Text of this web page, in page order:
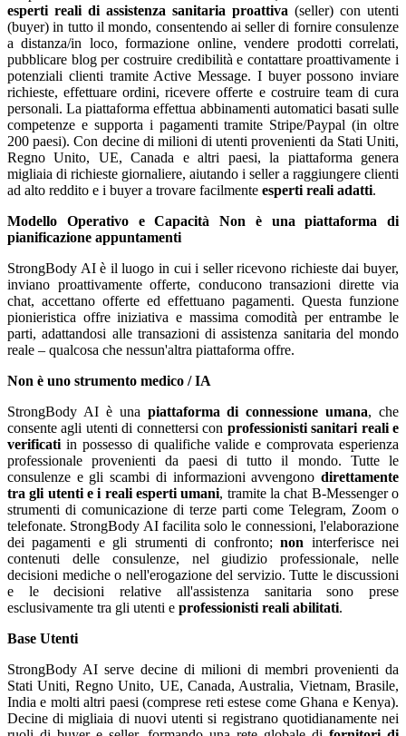
esperti reali di assistenza sanitaria proattiva (seller) con utenti
(buyer) in tutto il mondo, consentendo ai seller di fornire consulenze
a distanza/in loco, formazione online, vendere prodotti correlati,
pubblicare blog per costruire credibilità e contattare proattivamente i
potenziali clienti tramite Active Message. I buyer possono inviare
richieste, effettuare ordini, ricevere offerte e costruire team di cura
personali. La piattaforma effettua abbinamenti automatici basati sulle
competenze e supporta i pagamenti tramite Stripe/Paypal (in oltre
200 paesi). Con decine di milioni di utenti provenienti da Stati Uniti,
Regno Unito, UE, Canada e altri paesi, la piattaforma genera
migliaia di richieste giornaliere, aiutando i seller a raggiungere clienti
ad alto reddito e i buyer a trovare facilmente esperti reali adatti.
Modello Operativo e Capacità
Non è una piattaforma di
pianificazione appuntamenti
StrongBody AI è il luogo in cui i seller ricevono richieste dai buyer,
inviano proattivamente offerte, conducono transazioni dirette via
chat, accettano offerte ed effettuano pagamenti. Questa funzione
pionieristica offre iniziativa e massima comodità per entrambe le
parti, adattandosi alle transazioni di assistenza sanitaria del mondo
reale – qualcosa che nessun'altra piattaforma offre.
Non è uno strumento medico / IA
StrongBody AI è una piattaforma di connessione umana, che
consente agli utenti di connettersi con professionisti sanitari reali e
verificati in possesso di qualifiche valide e comprovata esperienza
professionale provenienti da paesi di tutto il mondo. Tutte le
consulenze e gli scambi di informazioni avvengono direttamente
tra gli utenti e i reali esperti umani, tramite la chat B-Messenger o
strumenti di comunicazione di terze parti come Telegram, Zoom o
telefonate. StrongBody AI facilita solo le connessioni, l'elaborazione
dei pagamenti e gli strumenti di confronto;non interferisce nei
contenuti delle consulenze, nel giudizio professionale, nelle
decisioni mediche o nell'erogazione del servizio. Tutte le discussioni
e le decisioni relative all'assistenza sanitaria sono prese
esclusivamente tra gli utenti e professionisti reali abilitati.
Base Utenti
StrongBody AI serve decine di milioni di membri provenienti da
Stati Uniti, Regno Unito, UE, Canada, Australia, Vietnam, Brasile,
India e molti altri paesi (comprese reti estese come Ghana e Kenya).
Decine di migliaia di nuovi utenti si registrano quotidianamente nei